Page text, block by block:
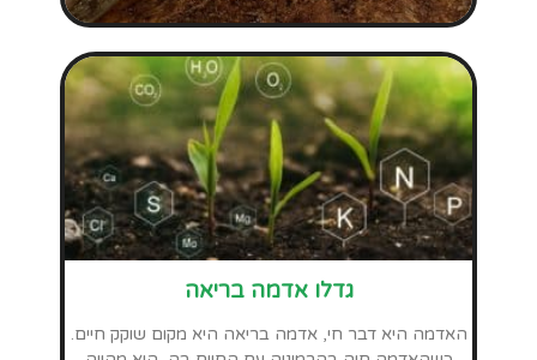
ספר או מוסד אחר - מה
המשמעות?
חממה טיפולית אינה מיועדת רק לאוכלוסיות
יעד מסוימות, אלא כאן עבור לא מעט מטרות
שונות ומגוונות. הקמת חממה טיפולית בבית
ספר, יכולה להיות תוספת משמעותית מאוד
עבור ילדינו לאורך כל השנה גם בימים
הגשומים. בכוחה ליצור חברויות מגוונות יותר,
לספק מקום בטוח לפרוח ולהתבלט לילדים